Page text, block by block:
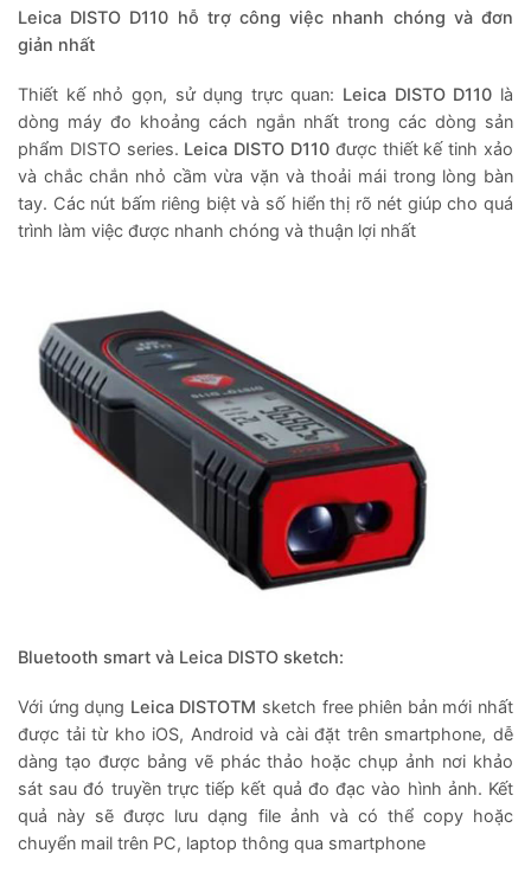
Leica DISTO D110 hỗ trợ công việc nhanh chóng và đơn
giản nhất
Thiết kế nhỏ gọn, sử dụng trực quan: Leica DISTO D110 là
dòng máy đo khoảng cách ngắn nhất trong các dòng sản
phẩm DISTO series. Leica DISTO D110 được thiết kế tinh xảo
và chắc chắn nhỏ cầm vừa vặn và thoải mái trong lòng bàn
tay. Các nút bấm riêng biệt và số hiển thị rõ nét giúp cho quá
trình làm việc được nhanh chóng và thuận lợi nhất
Bluetooth smart và Leica DISTO sketch:
Với ứng dụng Leica DISTOTM sketch free phiên bản mới nhất
được tải từ kho iOS, Android và cài đặt trên smartphone, dễ
dàng tạo được bảng vẽ phác thảo hoặc chụp ảnh nơi khảo
sát sau đó truyền trực tiếp kết quả đo đạc vào hình ảnh. Kết
quả này sẽ được lưu dạng file ảnh và có thể copy hoặc
chuyển mail trên PC, laptop thông qua smartphone